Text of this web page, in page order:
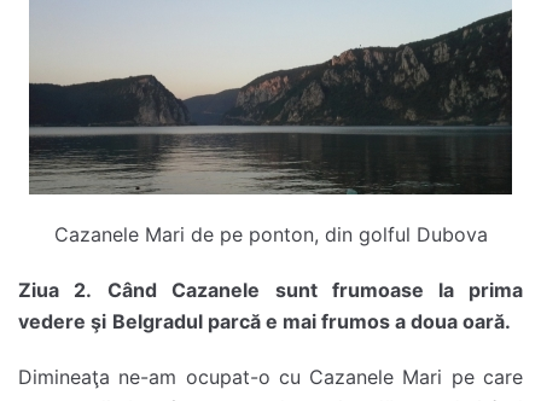
Cazanele Mari de pe ponton, din golful Dubova
Ziua 2.
Când Cazanele sunt frumoase la prima
vedere şi Belgradul parcă e mai frumos a doua oară.
Dimineaţa ne-am ocupat-o cu Cazanele Mari pe care